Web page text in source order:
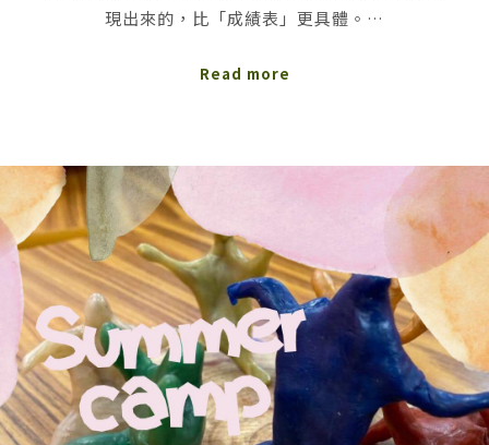
現出來的，比「成績表」更具體。…
Read more